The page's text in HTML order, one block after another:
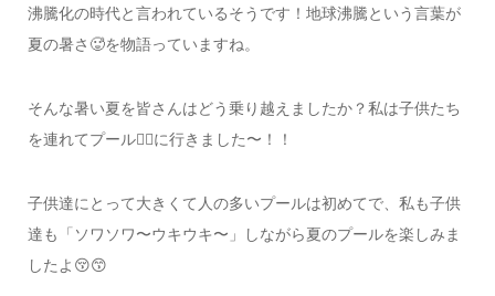
沸騰化の時代と言われているそうです！ 地球沸騰という言葉が
夏の暑さ🥵を物語っていますね。
そんな暑い夏を皆さんはどう乗り越えましたか？私は子供たち
を連れてプール🏊‍♀️に行きました〜！！
子供達にとって大きくて人の多いプールは初めてで、 私も子供
達も「ソワソワ〜ウキウキ〜」しながら夏のプールを楽しみま
したよ😚😙